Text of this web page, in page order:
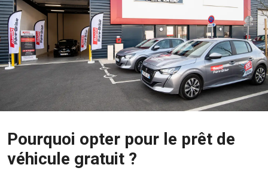
Pourquoi opter pour le prêt de
véhicule gratuit ?